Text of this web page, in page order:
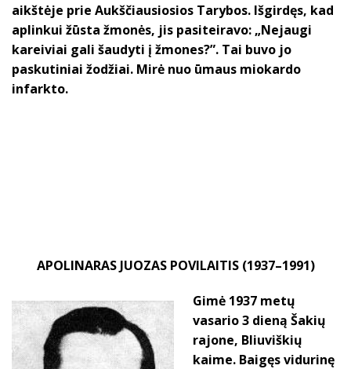
aikštėje prie Aukščiausiosios Tarybos. Išgirdęs, kad
aplinkui žūsta žmonės, jis pasiteiravo: „Nejaugi
kareiviai gali šaudyti į žmones?”. Tai buvo jo
paskutiniai žodžiai. Mirė nuo ūmaus miokardo
infarkto.
APOLINARAS JUOZAS POVILAITIS (1937–1991)
Gimė 1937 metų
vasario 3 dieną Šakių
rajone, Bliuviškių
kaime. Baigęs vidurinę